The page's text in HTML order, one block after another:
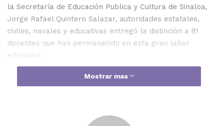
la Secretaría de Educación Publica y Cultura de Sinaloa,
Jorge Rafael Quintero Salazar, autoridades estatales,
civiles, navales y educativas entregó la distinción a 81
docentes que han permanecido en esta gran labor
educativa.
futura llena de valores y conocimiento. Mencionó que se
Mostrar mas